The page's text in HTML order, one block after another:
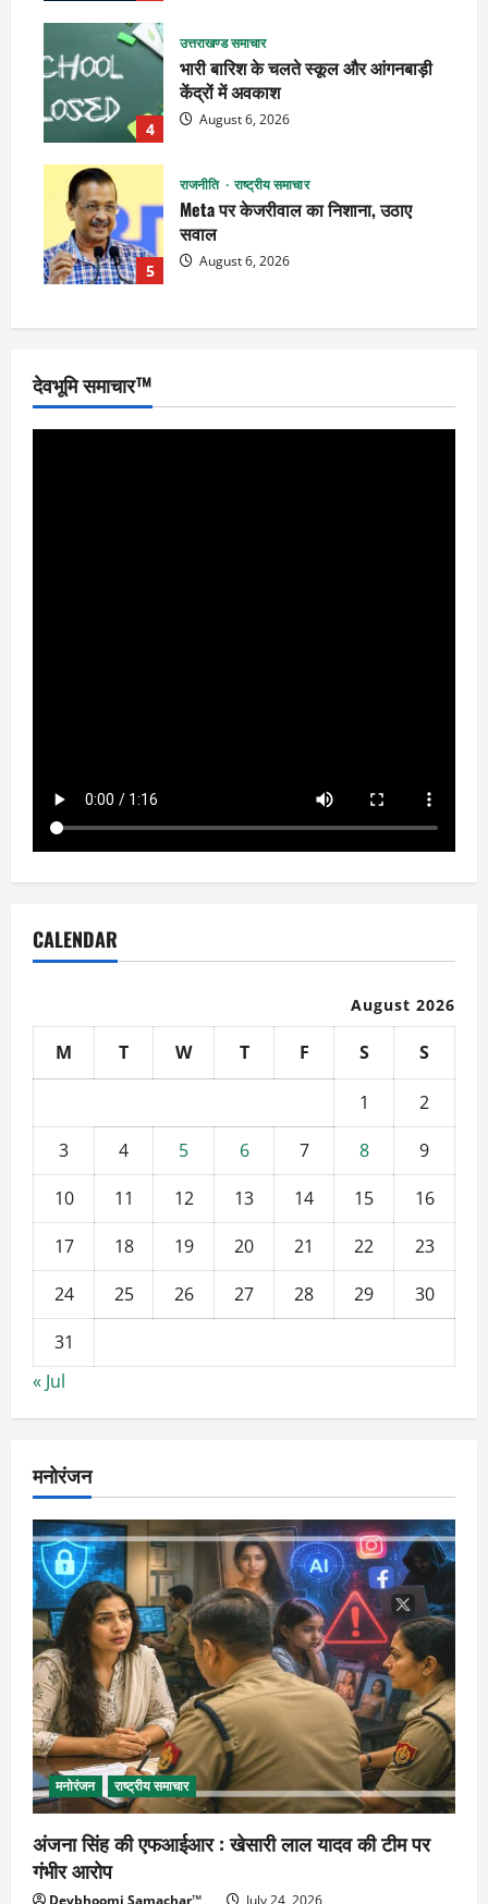
4
उत्तराखण्ड समाचार
भारी बारिश के चलते स्कूल और आंगनबाड़ी
केंद्रों में अवकाश
August 6, 2026
5
राजनीति राष्ट्रीय समाचार
Meta पर केजरीवाल का निशाना, उठाए
सवाल
August 6, 2026
देवभूमि समाचार™
CALENDAR
August 2026
M T W T F S S
1
2
3
4 5 6 7 8
9
10
11 12 13 14 15
16
17
18 19 20 21 22
23
24
25 26 27 28 29
30
31
« Jul
मनोरंजन
मनोरंजन राष्ट्रीय समाचार
अंजना सिंह की एफआईआर : खेसारी लाल यादव की टीम पर
गंभीर आरोप
Devbhoomi Samachar™ July 24, 2026